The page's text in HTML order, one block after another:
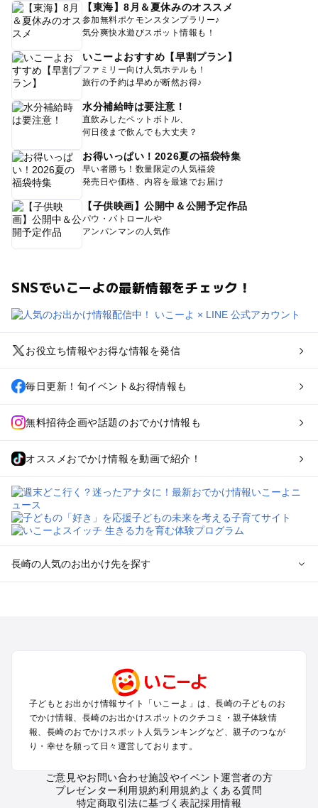
【東海】8月＆夏休みのオススメ
参加無料ポケモンスタンプラリー♪
気分爽快水遊びスポット情報も！
いこーよおすすめ【早割プラン】
ファミリー向け人気ホテルも！
旅行の予約は早めが断然お得♪
水分補給時は要注意！
直飲みしたペットボトル、
何日後まで飲んでも大丈夫？
お得いっぱい！2026夏の福袋特集
早い者勝ち！数量限定の人気福袋
発売日や価格、内容を最速でお届け
【子供映画】公開中＆公開予定作品
パウ・パトロールや
アンパンマンの人気作
SNSでいこーよの最新情報をチェック！
お役立ち情報やお得な情報を発信
毎日更新！旬イベント&お得情報も
無料招待企画や話題のおでかけ情報も
オススメおでかけ情報を動画で紹介！
長崎の人気のお出かけ先を探す
平戸・松浦・田平のプールお出かけ
壱岐・対馬・五島列島のプールお出かけ
長崎の定番お出かけスポット
長崎の遊園地
長崎のバーベキュー
長崎の釣り
子どもとお出かけ情報サイト「いこーよ」は、長崎の子どものお
でかけ情報、長崎のお出かけスポットのクチコミ・親子体験情
報、長崎のおでかけスポット人気ランキングなど、親子のつなが
り・幸せを願って日々運営しております。
ご意見やお問い合わせ施設やイベント運営者の方
プレゼンター利用規約利用規約よくある質問
特定商取引法に基づく表記採用情報